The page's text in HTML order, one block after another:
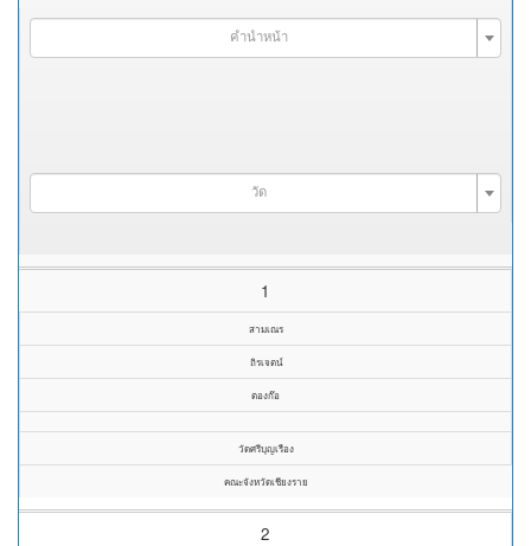
คำนำหน้า
วัด
1
สามเณร
ถิรเจตน์
ตองก๊อ
วัดศรีบุญเรือง
คณะจังหวัดเชียงราย
2